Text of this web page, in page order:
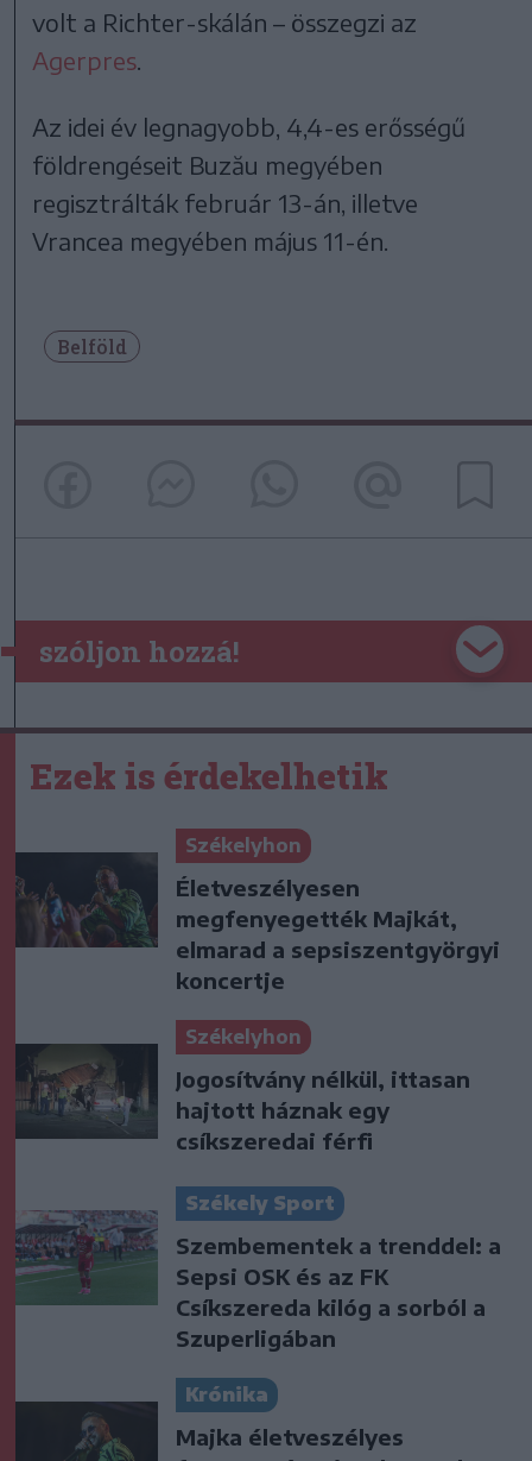
volt a Richter-skálán – összegzi az
Agerpres
Az idei év legnagyobb, 4,4-es erősségű
földrengéseit Buzău megyében
regisztrálták február 13-án, illetve
Vrancea megyében május 11-én.
Belföld
szóljon hozzá!
Ezek is érdekelhetik
Székelyhon
Életveszélyesen
megfenyegették Majkát,
elmarad a sepsiszentgyörgyi
koncertje
Székelyhon
Jogosítvány nélkül, ittasan
hajtott háznak egy
csíkszeredai férfi
Székely Sport
Szembementek a trenddel: a
Sepsi OSK és az FK
Csíkszereda kilóg a sorból a
Szuperligában
Krónika
Majka életveszélyes